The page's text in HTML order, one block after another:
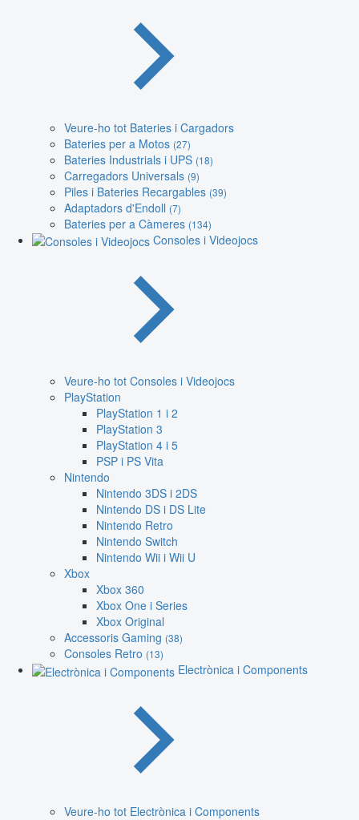
Veure-ho tot Bateries i Cargadors
Bateries per a Motos (27)
Bateries Industrials i UPS (18)
Carregadors Universals (9)
Piles i Bateries Recargables (39)
Adaptadors d'Endoll (7)
Bateries per a Càmeres (134)
Consoles i Videojocs
Veure-ho tot Consoles i Videojocs
PlayStation
PlayStation 1 i 2
PlayStation 3
PlayStation 4 i 5
PSP i PS Vita
Nintendo
Nintendo 3DS i 2DS
Nintendo DS i DS Lite
Nintendo Retro
Nintendo Switch
Nintendo Wii i Wii U
Xbox
Xbox 360
Xbox One i Series
Xbox Original
Accessoris Gaming (38)
Consoles Retro (13)
Electrònica i Components
Veure-ho tot Electrònica i Components